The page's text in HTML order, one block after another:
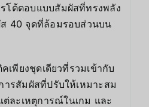
โต้ตอบแบบสัมผัสที่ทรงพลัง
40 จุดที่ล้อมรอบส่วนบน
เพียงชุดเดียวที่รวมเข้ากับ
ารสัมผัสที่ปรับให้เหมาะสม
ละเหตุการณ์ในเกม และ